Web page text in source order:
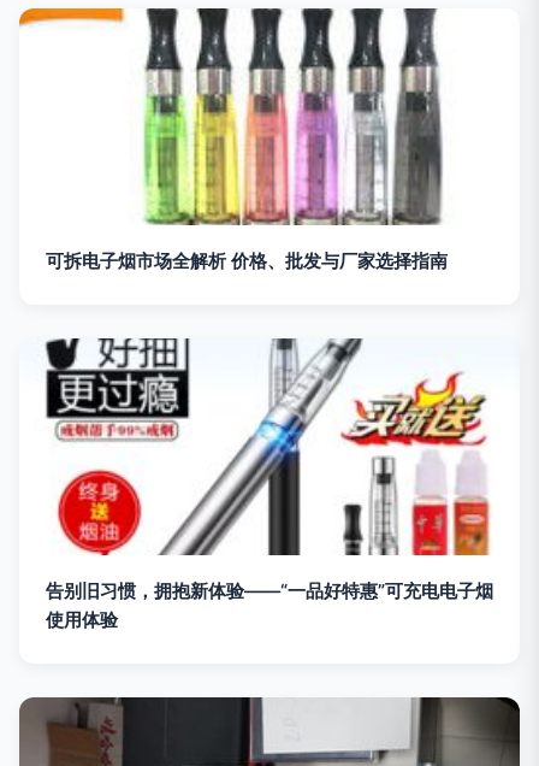
可拆电子烟市场全解析 价格、批发与厂家选择指南
告别旧习惯，拥抱新体验——“一品好特惠”可充电电子烟
使用体验